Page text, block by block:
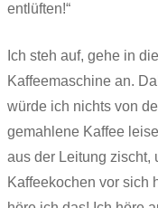
entlüften!“
Ich steh auf, gehe in
Kaffeemaschine an.
würde ich nichts von
gemahlene Kaffee
aus der Leitung zischt,
Kaffeekochen vor sich